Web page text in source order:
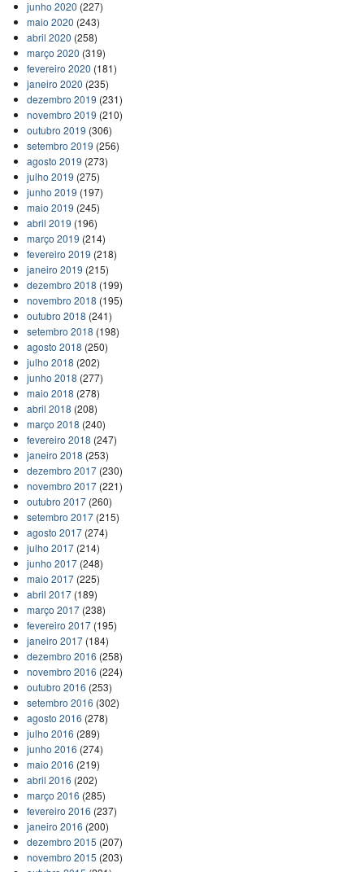
junho 2020 (227)
maio 2020 (243)
abril 2020 (258)
março 2020 (319)
fevereiro 2020 (181)
janeiro 2020 (235)
dezembro 2019 (231)
novembro 2019 (210)
outubro 2019 (306)
setembro 2019 (256)
agosto 2019 (273)
julho 2019 (275)
junho 2019 (197)
maio 2019 (245)
abril 2019 (196)
março 2019 (214)
fevereiro 2019 (218)
janeiro 2019 (215)
dezembro 2018 (199)
novembro 2018 (195)
outubro 2018 (241)
setembro 2018 (198)
agosto 2018 (250)
julho 2018 (202)
junho 2018 (277)
maio 2018 (278)
abril 2018 (208)
março 2018 (240)
fevereiro 2018 (247)
janeiro 2018 (253)
dezembro 2017(230)
novembro 2017(221)
outubro 2017(260)
setembro 2017(215)
agosto 2017(274)
julho 2017(214)
junho 2017(248)
maio 2017(225)
abril 2017(189)
março 2017(238)
fevereiro 2017(195)
janeiro 2017(184)
dezembro 2016 (258)
novembro 2016 (224)
outubro 2016 (253)
setembro 2016 (302)
agosto 2016 (278)
julho 2016 (289)
junho 2016 (274)
maio 2016 (219)
abril 2016 (202)
março 2016 (285)
fevereiro 2016 (237)
janeiro 2016 (200)
dezembro 2015 (207)
novembro 2015 (203)